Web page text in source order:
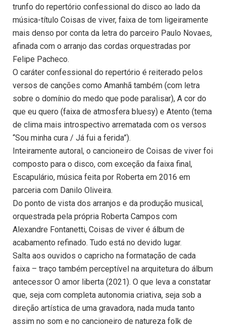
trunfo do repertório confessional do disco ao lado da
música-título Coisas de viver, faixa de tom ligeiramente
mais denso por conta da letra do parceiro Paulo Novaes,
afinada com o arranjo das cordas orquestradas por
Felipe Pacheco.
O caráter confessional do repertório é reiterado pelos
versos de canções como Amanhã também (com letra
sobre o domínio do medo que pode paralisar), A cor do
que eu quero (faixa de atmosfera bluesy) e Atento (tema
de clima mais introspectivo arrematada com os versos
“Sou minha cura / Já fui a ferida”).
Inteiramente autoral, o cancioneiro de Coisas de viver foi
composto para o disco, com exceção da faixa final,
Escapulário, música feita por Roberta em 2016 em
parceria com Danilo Oliveira.
Do ponto de vista dos arranjos e da produção musical,
orquestrada pela própria Roberta Campos com
Alexandre Fontanetti, Coisas de viver é álbum de
acabamento refinado. Tudo está no devido lugar.
Salta aos ouvidos o capricho na formatação de cada
faixa – traço também perceptível na arquitetura do álbum
antecessor O amor liberta (2021). O que leva a constatar
que, seja com completa autonomia criativa, seja sob a
direção artística de uma gravadora, nada muda tanto
assim no som e no cancioneiro de natureza folk de